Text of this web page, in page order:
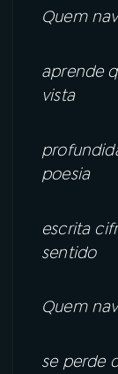
Quem
aprende
vista
poesia
escrita
sentido
Quem
se perde